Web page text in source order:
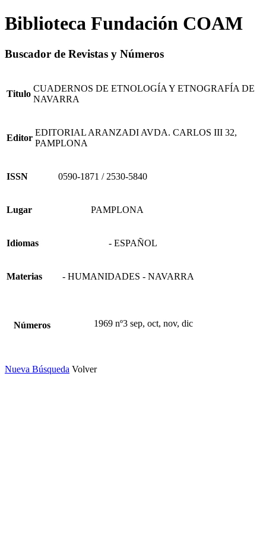
Biblioteca Fundación COAM
Buscador de Revistas y Números
Titulo
CUADERNOS DE ETNOLOGÍA Y ETNOGRAFÍA DE
NAVARRA
Editor
EDITORIAL ARANZADI AVDA. CARLOS III 32,
PAMPLONA
ISSN 0590-1871 / 2530-5840
Lugar PAMPLONA
Idiomas - ESPAÑOL
Materias - HUMANIDADES - NAVARRA
Números 1969 nº3 sep, oct, nov, dic
Nueva Búsqueda Volver